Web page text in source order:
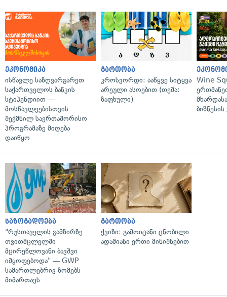
ეკონომიკა
ისწავლე საზღვარგარეთ
საქართველოს ბანკის
სტიპენდიით —
მოსწავლეებისთვის
შექმნილ საერთაშორისო
პროგრამაზე მიღება
დაიწყო
გართობა
კროსვორდი: ააწყვე სიტყვა
არეული ასოებით (თემა:
ზაფხული)
Wine
საზოგადოება
"რუსთაველის გამზირზე
თვითმცლელში
მცირეწლოვანი ბავშვი
იმყოფებოდა" — GWP
სამართლებრივ ზომებს
მიმართავს
გართობა
ქვიზი: გამოიცანი ცნობილი
ადამიანი ერთი მინიშნებით